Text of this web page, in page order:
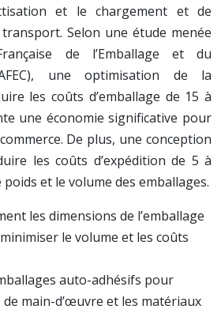
et le chargement et de
Selon une étude menée
de l’Emballage et du
une optimisation de la
les coûts d’emballage de 15 à
une économie significative pour
De plus, une conception
les coûts d’expédition de 5 à
et le volume des emballages.
les dimensions de l’emballage
le volume et les coûts
auto-adhésifs pour
main-d’œuvre et les matériaux